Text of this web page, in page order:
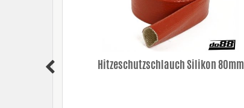
Hitzeschutzschlauch Silikon 80mm